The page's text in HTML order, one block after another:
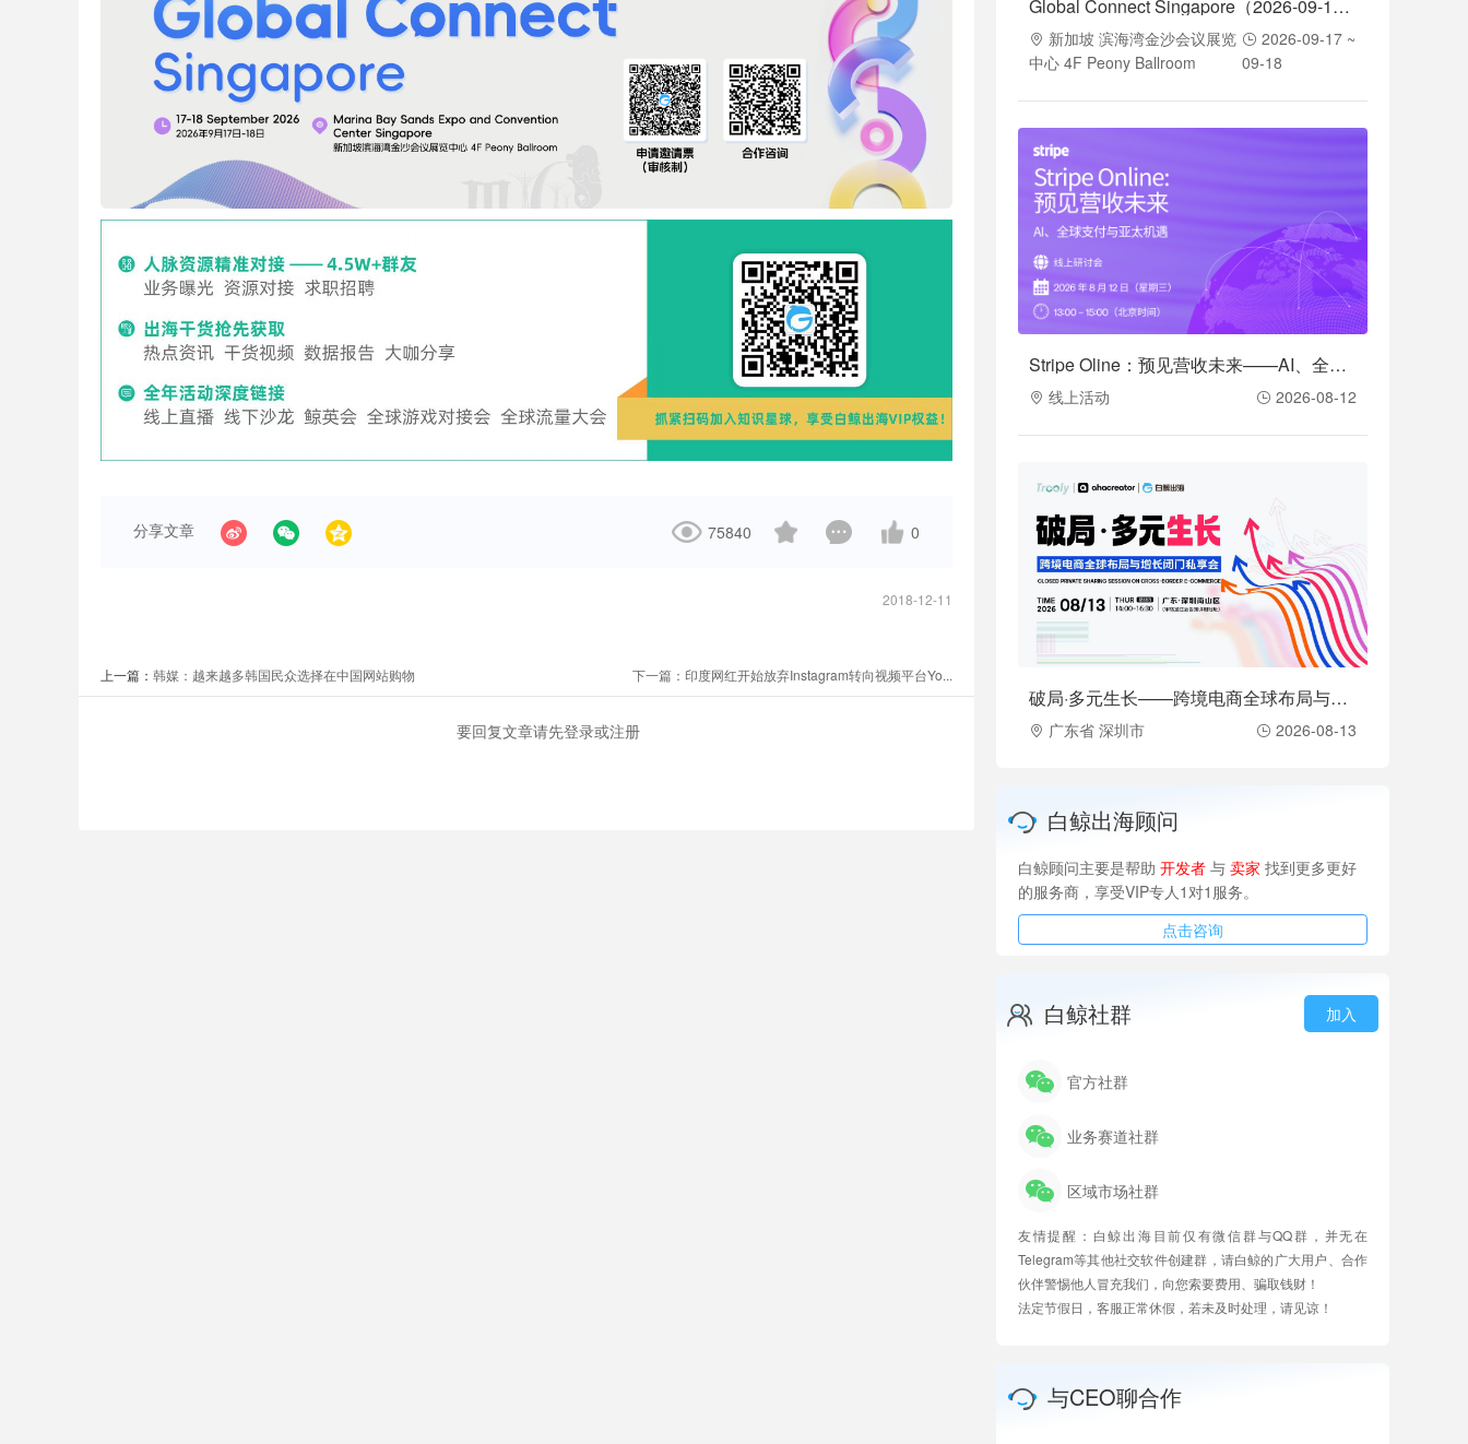
分享文章 75840 0
2018-12-11
上一篇： 韩媒：越来越多韩国民众选择在中国网站购物 下一篇： 印度网红开始放弃Instagram转向视频平台Yo...
要回复文章请先登录或注册
Global Connect Singapore（2026-09-17至2026-09-18）
新加坡 滨海湾金沙会议展览
中心 4F Peony Ballroom
2026-09-17 ~
09-18
Stripe Oline：预见营收未来——AI、全球支付与亚太机遇（2026-08-12）
线上活动 2026-08-12
破局·多元生长——跨境电商全球布局与增长闭门私享会（2026-08-13）
广东省 深圳市 2026-08-13
白鲸出海顾问
白鲸顾问主要是帮助 开发者 与 卖家 找到更多更好
的服务商，享受VIP专人1对1服务。
点击咨询
白鲸社群 加入
官方社群
业务赛道社群
区域市场社群
友情提醒：白鲸出海目前仅有微信群与QQ群，并无在
Telegram等其他社交软件创建群，请白鲸的广大用户、合作
伙伴警惕他人冒充我们，向您索要费用、骗取钱财！
法定节假日，客服正常休假，若未及时处理，请见谅！
与CEO聊合作